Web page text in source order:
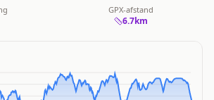
GPX-afstand
6.7km